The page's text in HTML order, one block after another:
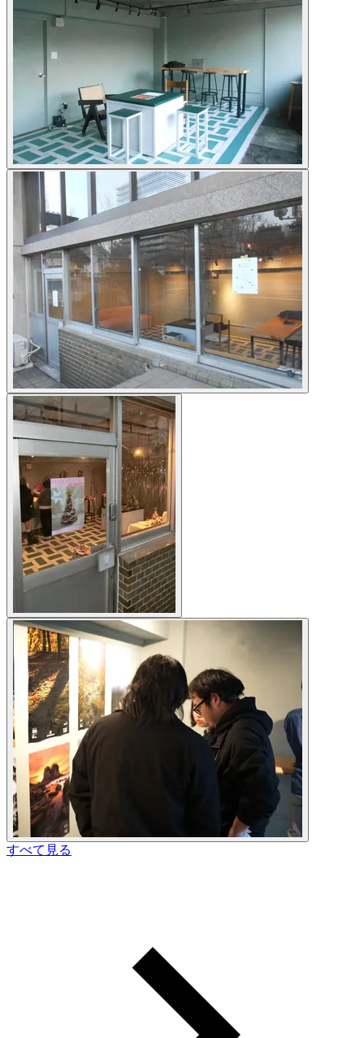
すべて見る